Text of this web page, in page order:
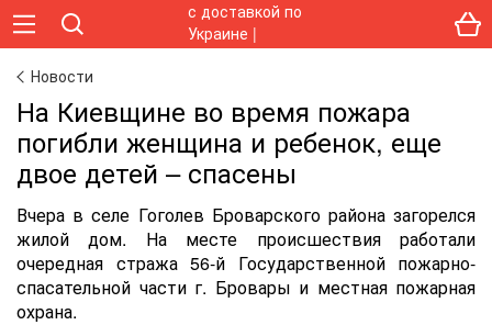
Новости
На Киевщине во время пожара
погибли женщина и ребенок, еще
двое детей – спасены
Вчера в селе Гоголев Броварского района загорелся
жилой дом. На месте происшествия работали
очередная стража 56-й Государственной пожарно-
спасательной части г. Бровары и местная пожарная
охрана.